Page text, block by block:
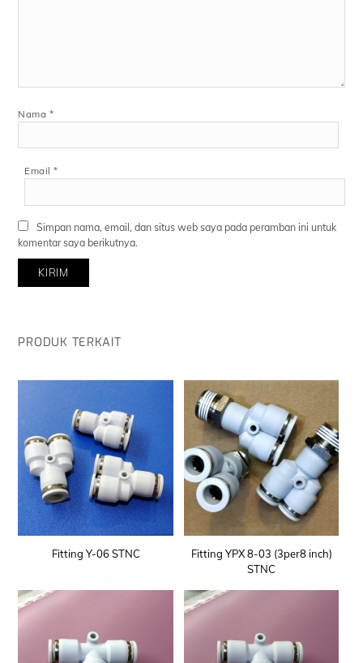
Nama *
Email*
Simpan nama, email, dan situs web saya pada peramban ini untuk
komentar saya berikutnya.
PRODUK TERKAIT
Fitting Y-06 STNC
Fitting YPX 8-03 (3per8 inch)
STNC